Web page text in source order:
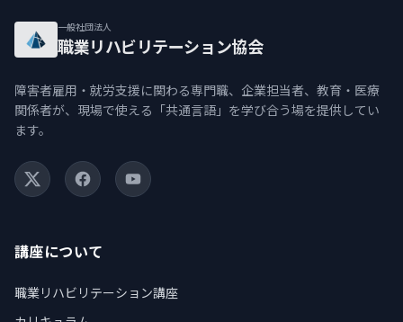
一般社団法人
職業リハビリテーション協会
障害者雇用・就労支援に関わる専門職、企業担当者、教育・医療
関係者が、現場で使える「共通言語」を学び合う場を提供してい
ます。
X (Twitter)FacebookYouTube
講座について
職業リハビリテーション講座